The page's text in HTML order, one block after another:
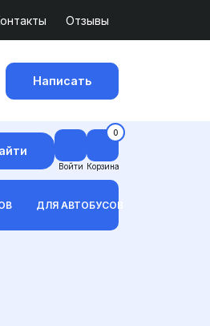
Отзывы
Написать
Войти
0
Корзина
ДЛЯ АВТОБУСОВ